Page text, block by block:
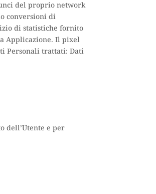
del proprio network
conversioni di
di statistiche fornito
Applicazione. Il pixel
Personali trattati: Dati
dell’Utente e per